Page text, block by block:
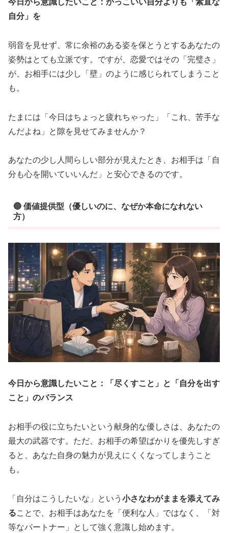
今日から意識したいこと： かっこいい自分よりも「素直な
自分」を
弱音を見せず、常に余裕のある姿を保とうとするあなたの
姿勢はとても立派です。ですが、恋愛ではその「完璧さ」
が、お相手には少し「壁」のように感じられてしまうこと
も。
たまには「今日はちょっと疲れちゃった」「これ、苦手な
んだよね」と隙を見せてみませんか？
あなたの少し人間らしい部分が見えたとき、お相手は「自
分も心を開いていいんだ」と安心できるのです。
🔵 価値提供型（優しいのに、なぜか本命になれない
方）
今日から意識したいこと：
「尽くすこと」と「自分を出す
こと」のバランス
お相手の役に立ちたいという献身的な優しさは、あなたの
最大の武器です。ただ、お相手の希望ばかりを優先しすぎ
ると、あなた自身の魅力が見えにくくなってしまうこと
も。
「自分はこうしたいな」という 小さなわがままを添えてみ
ることで、お相手はあなたを「便利な人」ではなく、「対
等なパートナー」として強く意識し始めます。